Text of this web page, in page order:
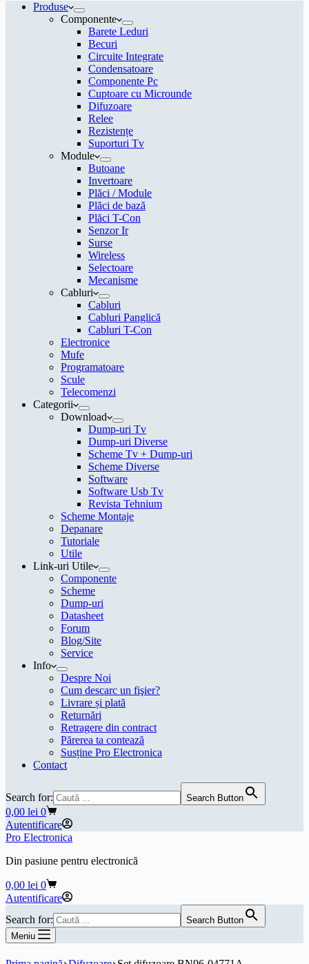
Produse
Componente
Barete Leduri
Becuri
Circuite Integrate
Condensatoare
Componente Pc
Cuptoare cu Microunde
Difuzoare
Relee
Rezistențe
Suporturi Tv
Module
Butoane
Invertoare
Plăci / Module
Plăci de bază
Plăci T-Con
Senzor Ir
Surse
Wireless
Selectoare
Mecanisme
Cabluri
Cabluri
Cabluri Panglică
Cabluri T-Con
Electronice
Mufe
Programatoare
Scule
Telecomenzi
Categorii
Download
Dump-uri Tv
Dump-uri Diverse
Scheme Tv + Dump-uri
Scheme Diverse
Software
Software Usb Tv
Revista Tehnium
Scheme Montaje
Depanare
Tutoriale
Utile
Link-uri Utile
Componente
Scheme
Dump-uri
Datasheet
Forum
Blog/Site
Service
Info
Despre Noi
Cum descarc un fişier?
Livrare și plată
Returnări
Retragere din contract
Părerea ta contează
Susține Pro Electronica
Contact
Search for: Search Button
Coș
de
cumpărături
0,00 lei 0
Autentificare
Pro Electronica
Din pasiune pentru electronică
Coș
de
cumpărături
0,00 lei 0
Autentificare
Search for:
Search Button
Meniu